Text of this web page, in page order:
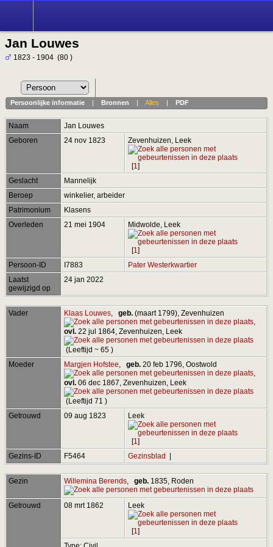
Jan Louwes
1823 - 1904 (80 )
Persoonlijke informatie| Bronnen Alles PDF
Naam Jan Louwes
Geboren
24 nov 1823 Zevenhuizen, Leek
[1 ]
Geslacht
Mannelijk
Beroep
winkelier, arbeider
Patrimonium
Klasens
Overleden
21 mei 1904 Midwolde, Leek
[1 ]
Persoon-ID
I7883
Pater Westerkwartier
Laatst
gewijzigd op
24 jan 2022
Vader Klaas Louwes geb. (maart 1799), Zevenhuizen
ovl. 22 jul 1864, Zevenhuizen, Leek
(Leeftijd ~ 65 )
Moeder
Margjen Hofstee geb. 20 feb 1796, Oostwold
ovl. 06 dec 1867, Zevenhuizen, Leek
(Leeftijd 71 )
Getrouwd
09 aug 1823 Leek
[1 ]
Gezins-ID
F5464 Gezinsblad |
Gezin Willemina Berends geb. 1835, Roden
Getrouwd 08 mrt 1862 Leek
[1 ]